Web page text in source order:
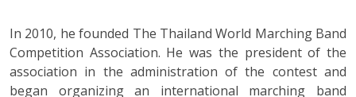
In 2010, he founded The Thailand World Marching Band
Competition Association. He was the president of the
association in the administration of the contest and
began organizing an international marching band